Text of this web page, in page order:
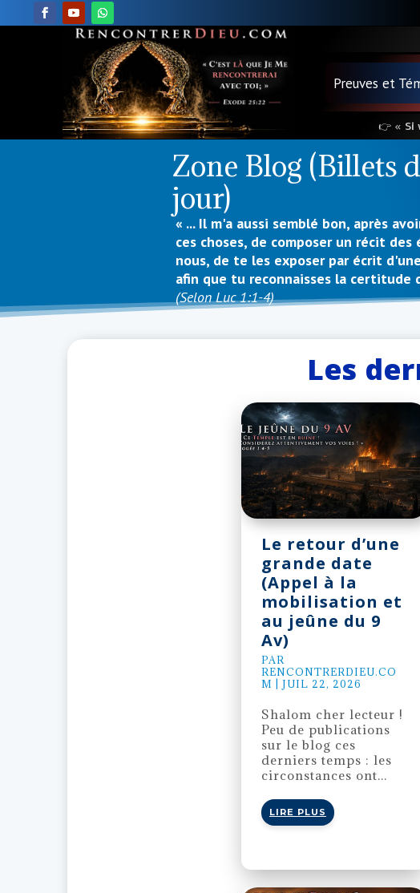
Preuves et
👉 « Si
Zone Blog (Billets
jour)
« ... Il m'a aussi semblé bon, après
ces choses, de composer un récit
nous, de te les exposer par écrit
afin que tu reconnaisses la certitude
(Selon Luc 1:1-4)
Les
Le retour d’une
grande date
(Appel à la
mobilisation et
au jeûne du 9
Av)
PAR
RENCONTRERDIEU.CO
M
JUIL 22, 2026
Shalom cher lecteur !
Peu de publications
sur le blog ces
derniers temps : les
circonstances ont...
LIRE PLUS